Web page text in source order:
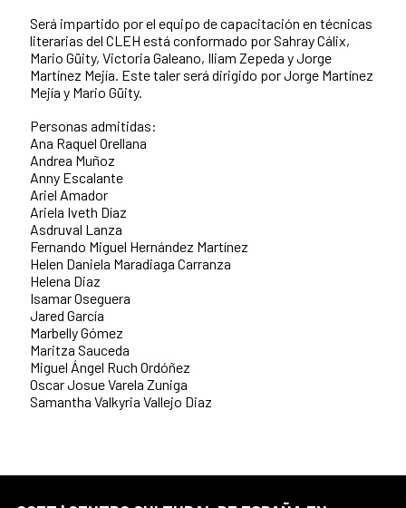
Será impartido por el equipo de capacitación en técnicas
literarias del CLEH está conformado por Sahray Cálix,
Mario Güity, Victoria Galeano, Iliam Zepeda y Jorge
Martínez Mejía. Este taler será dirigido por Jorge Martínez
Mejía y Mario Güity.
Personas admitidas:
Ana Raquel Orellana
Andrea Muñoz
Anny Escalante
Ariel Amador
Ariela Iveth Díaz
Asdruval Lanza
Fernando Miguel Hernández Martínez
Helen Daniela Maradiaga Carranza
Helena Diaz
Isamar Oseguera
Jared García
Marbelly Gómez
Maritza Sauceda
Miguel Ángel Ruch Ordóñez
Oscar Josue Varela Zuniga
Samantha Valkyria Vallejo Diaz